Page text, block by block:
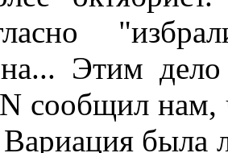
Этим
N сообщил
была